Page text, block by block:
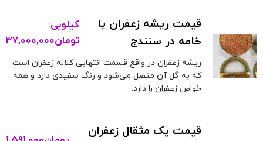
قیمت ریشه زعفران یا
خامه در سنندج
کیلویی:
تومان37,000,000
ریشه زعفران در واقع قسمت انتهایی کلاله زعفران است
که به گل آن متصل می‌شود و رنگ سفیدی دارد و همه
خواص زعفران را دارد.
قیمت یک مثقال زعفران